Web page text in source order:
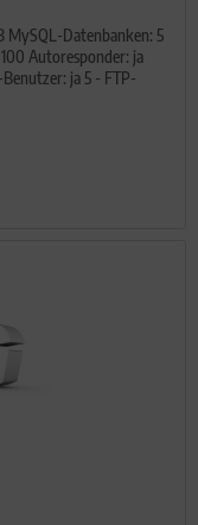
MySQL-Datenbanken: 5
Autoresponder: ja
ja 5 - FTP-